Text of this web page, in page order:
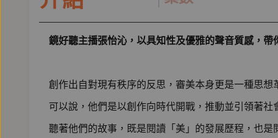
鏡好聽主播張怡沁，以具知性及優雅的聲音質感，帶
創作出自對現有秩序的反思，審美本身更是一種思想
可以說，他們是以創作向時代開戰，推動並引領著社
聽著他們的故事，既是閱讀「美」的發展歷程，也是